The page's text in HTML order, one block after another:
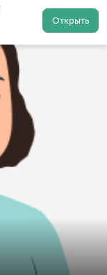
Открыть
в Москве